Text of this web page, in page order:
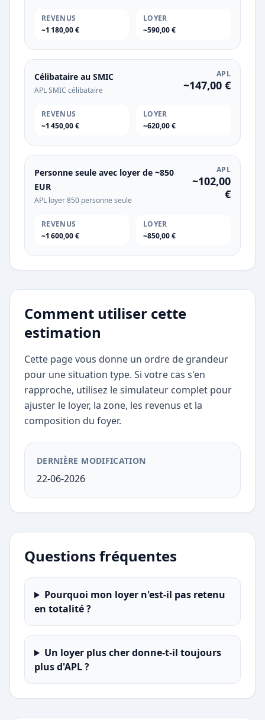
REVENUS
~1 180,00 €
LOYER
~590,00 €
Célibataire au SMIC
APL SMIC célibataire
APL
~147,00 €
REVENUS
~1 450,00 €
LOYER
~620,00 €
Personne seule avec loyer de ~850
EUR
APL loyer 850 personne seule
APL
~102,00
€
REVENUS
~1 600,00 €
LOYER
~850,00 €
Comment utiliser cette
estimation
Cette page vous donne un ordre de grandeur
pour une situation type. Si votre cas s'en
rapproche, utilisez le simulateur complet pour
ajuster le loyer, la zone, les revenus et la
composition du foyer.
DERNIÈRE MODIFICATION
22-06-2026
Questions fréquentes
Pourquoi mon loyer n'est-il pas retenu
en totalité ?
Un loyer plus cher donne-t-il toujours
plus d'APL ?